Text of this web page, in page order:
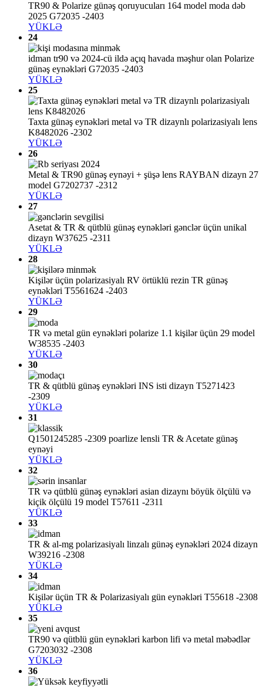
TR90 & Polarize günəş qoruyucuları 164 model moda dəb
2025 G72035 -2403
YÜKLƏ
24
idman tr90 və 2024-cü ildə açıq havada məşhur olan Polarize
günəş eynəkləri G72035 -2403
YÜKLƏ
25
Taxta günəş eynəkləri metal və TR dizaynlı polarizasiyalı lens
K8482026 -2302
YÜKLƏ
26
Metal & TR90 günəş eynəyi + şüşə lens RAYBAN dizayn 27
model G7202737 -2312
YÜKLƏ
27
Asetat & TR & qütblü günəş eynəkləri gənclər üçün unikal
dizayn W37625 -2311
YÜKLƏ
28
Kişilər üçün polarizasiyalı RV örtüklü rezin TR günəş
eynəkləri T5561624 -2403
YÜKLƏ
29
TR və metal gün eynəkləri polarize 1.1 kişilər üçün 29 model
W38535 -2403
YÜKLƏ
30
TR & qütblü günəş eynəkləri INS isti dizayn T5271423
-2309
YÜKLƏ
31
Q1501245285 -2309 poarlize lensli TR & Acetate günəş
eynəyi
YÜKLƏ
32
TR və qütblü günəş eynəkləri asian dizaynı böyük ölçülü və
kiçik ölçülü 19 model T57611 -2311
YÜKLƏ
33
TR & al-mg polarizasiyalı linzalı günəş eynəkləri 2024 dizayn
W39216 -2308
YÜKLƏ
34
Kişilər üçün TR & Polarizasiyalı gün eynəkləri T55618 -2308
YÜKLƏ
35
TR90 və qütblü gün eynəkləri karbon lifi və metal məbədlər
G7203032 -2308
YÜKLƏ
36